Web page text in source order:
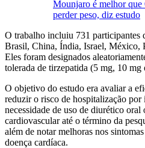
Mounjaro é melhor que
perder peso, diz estudo
O trabalho incluiu 731 participantes
Brasil, China, Índia, Israel, México,
Eles foram designados
tolerada de tirzepatida (5 mg, 10
O objetivo do estudo era avaliar a
reduzir o risco de hospitalização por
necessidade de uso de diurético oral
cardiovascular até o término da
além de notar melhoras nos
doença cardíaca.